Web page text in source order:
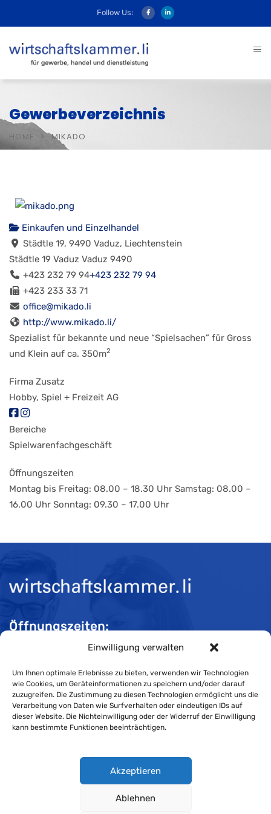
Einwilligung verwalten
Um Ihnen optimale Erlebnisse zu bieten, verwenden wir Technologien
wie Cookies, um Geräteinformationen zu speichern und/oder darauf
zuzugreifen. Die Zustimmung zu diesen Technologien ermöglicht uns die
Verarbeitung von Daten wie Surfverhalten oder eindeutigen IDs auf
dieser Website. Die Nichteinwilligung oder der Widerruf der Einwilligung
kann bestimmte Funktionen beeinträchtigen.
Akzeptieren
Ablehnen
Follow Us:
Gewerbeverzeichnis
HOME MIKADO
Einkaufen und Einzelhandel
Städtle 19, 9490 Vaduz, Liechtenstein
Städtle 19 Vaduz Vaduz 9490
+423 232 79 94+423 232 79 94
+423 233 33 71
office@mikado.li
http://www.mikado.li/
Spezialist für bekannte und neue “Spielsachen” für Gross
und Klein auf ca. 350m2
Firma Zusatz
Hobby, Spiel + Freizeit AG
Bereiche
Spielwarenfachgeschäft
Öffnungszeiten
Montag bis Freitag: 08.00 – 18.30 Uhr Samstag: 08.00 –
16.00 Uhr Sonntag: 09.30 – 17.00 Uhr
Öffnungszeiten:
Mo-Do 08:00 bis 11:30 und 13:30 bis 16:30 Uhr
Fr 08:00 bis 11:30 und 13:30 bis 16:00 Uhr
Impressum
Cookie-Richtlinie